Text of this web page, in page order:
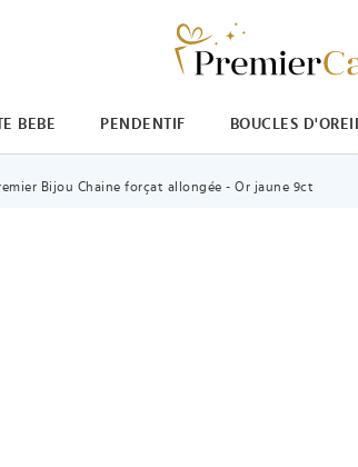
BEBE PENDENTIF BOUCLES
Bijou Chaine forçat allongée - Or jaune 9ct